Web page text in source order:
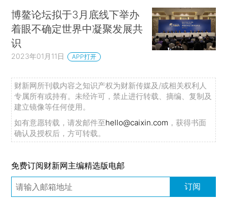
博鳌论坛拟于3月底线下举办
着眼不确定世界中凝聚发展共
识
2023年01月11日 APP打开
财新网所刊载内容之知识产权为财新传媒及/或相关权利人
专属所有或持有。未经许可，禁止进行转载、摘编、复制及
建立镜像等任何使用。
如有意愿转载，请发邮件至hello@caixin.com ，获得书面
确认及授权后，方可转载。
免费订阅财新网主编精选版电邮
订阅